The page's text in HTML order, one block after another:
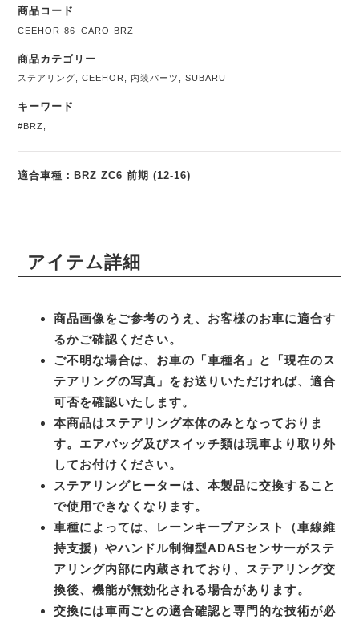
商品コード
CEEHOR-86_CARO-BRZ
商品カテゴリー
ステアリング ,CEEHOR 内装パーツ ,SUBARU
キーワード
#BRZ
適合車種：BRZ ZC6 前期 (12-16)
アイテム詳細
商品画像をご参考のうえ、お客様のお車に適合す
るかご確認ください。
ご不明な場合は、お車の「車種名」と「現在のス
テアリングの写真」をお送りいただければ、適合
可否を確認いたします。
本商品はステアリング本体のみとなっておりま
す。エアバッグ及びスイッチ類は現車より取り外
してお付けください。
ステアリングヒーターは、本製品に交換すること
で使用できなくなります。
車種によっては、レーンキープアシスト（車線維
持支援）やハンドル制御型ADASセンサーがステ
アリング内部に内蔵されており、ステアリング交
換後、機能が無効化される場合があります。
交換には車両ごとの適合確認と専門的な技術が必